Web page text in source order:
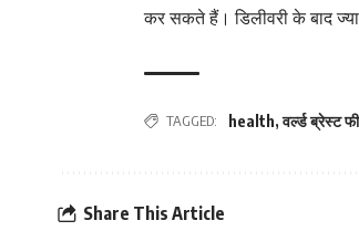
कर सकते हैं। डिलीवरी के बाद
TAGGED: health,वर्ल्ड ब्रेस्ट
Share This Article